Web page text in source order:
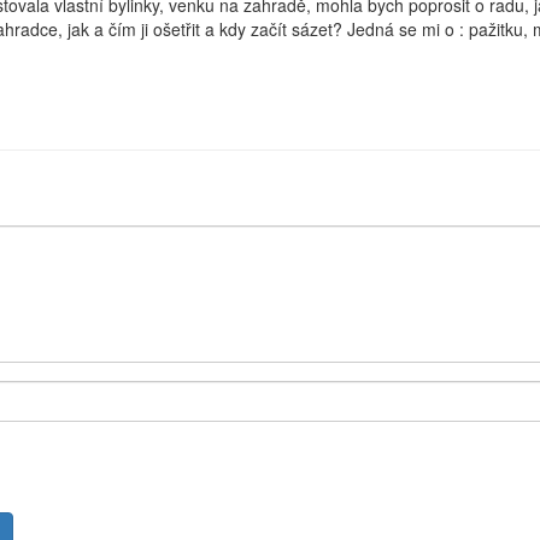
vlastní bylinky, venku na zahradě, mohla bych poprosit o radu,
jak a čím ji ošetřit a kdy začít sázet? Jedná se mi o : pažitku,